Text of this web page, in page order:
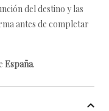
del destino y las
antes de completar
España.